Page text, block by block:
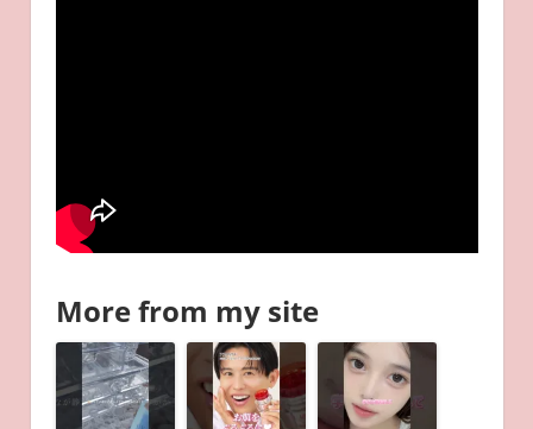
More from my site